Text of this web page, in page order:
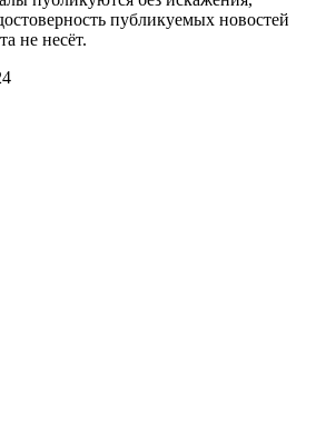
публикуемых новостей
не несёт.